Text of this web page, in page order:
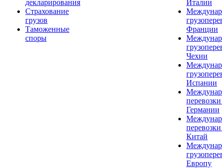
декларирования
Страхование
грузов
Таможенные
споры
Италии
Франции
Чехии
Испании
Германии
Китай
Европу